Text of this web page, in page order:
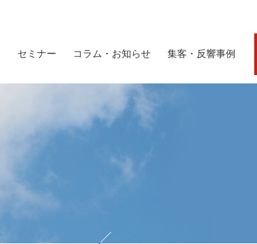
セミナー コラム・お知らせ 集客・反響事例